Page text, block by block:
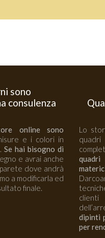
sono
consulenza
online sono
e i colori in
Se hai bisogno di
e avrai anche
dove andrà
a modificarla ed
finale.
Lo
dipinti
per